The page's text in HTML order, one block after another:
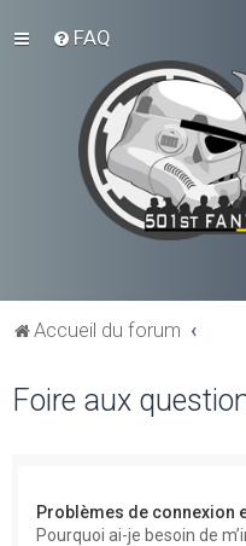
FAQ
Accueil du forum
Foire aux
Problèmes de connexion
Pourquoi ai-je besoin de